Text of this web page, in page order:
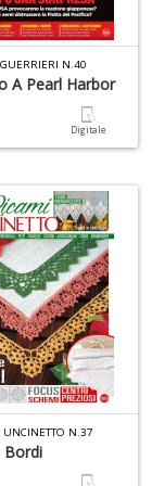
N.40
A Pearl Harbor
Digitale
UNCINETTO N.37
Bordi